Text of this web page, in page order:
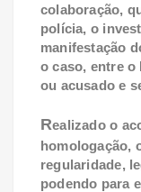
colaboração,
polícia, o
manifestação
o caso, entre
ou acusado e
Realizado o
homologação,
regularidade,
podendo para